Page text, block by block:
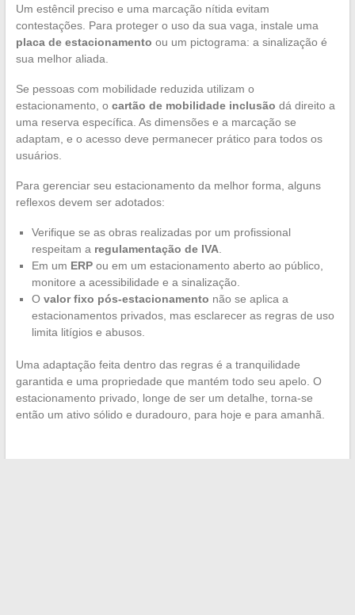
Um estêncil preciso e uma marcação nítida evitam
contestações. Para proteger o uso da sua vaga, instale uma
placa de estacionamento ou um pictograma: a sinalização é
sua melhor aliada.
Se pessoas com mobilidade reduzida utilizam o
estacionamento, o cartão de mobilidade inclusão dá direito a
uma reserva específica. As dimensões e a marcação se
adaptam, e o acesso deve permanecer prático para todos os
usuários.
Para gerenciar seu estacionamento da melhor forma, alguns
reflexos devem ser adotados:
Verifique se as obras realizadas por um profissional
respeitam a regulamentação de IVA.
Em um ERPou em um estacionamento aberto ao público,
monitore a acessibilidade e a sinalização.
O valor fixo pós-estacionamento não se aplica a
estacionamentos privados, mas esclarecer as regras de uso
limita litígios e abusos.
Uma adaptação feita dentro das regras é a tranquilidade
garantida e uma propriedade que mantém todo seu apelo. O
estacionamento privado, longe de ser um detalhe, torna-se
então um ativo sólido e duradouro, para hoje e para amanhã.